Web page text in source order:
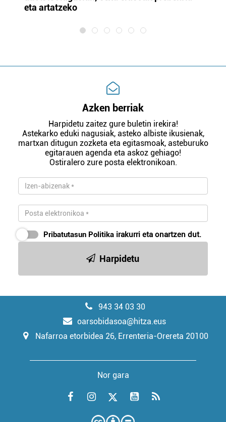
eta artatzeko
Azken berriak
Harpidetu zaitez gure buletin irekira!
Astekarko eduki nagusiak, asteko albiste ikusienak,
martxan ditugun zozketa eta egitasmoak, asteburuko
egitarauen agenda eta askoz gehiago!
Ostiralero zure posta elektronikoan.
Pribatutasun Politika irakurri eta onartzen dut.
Harpidetu
943 34 03 30
oarsobidasoa@hitza.eus
Nafarroa etorbidea 26, Errenteria-Orereta 20100
Nor gara